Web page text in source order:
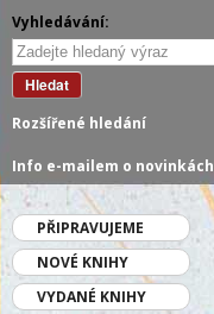
PŘIPRAVUJEME
NOVÉ KNIHY
VYDANÉ KNIHY
Vyhledávání:
Hledat
Rozšířené hledání
Info e-mailem o novinkách